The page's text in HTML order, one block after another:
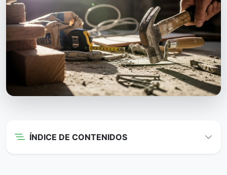
ÍNDICE DE CONTENIDOS